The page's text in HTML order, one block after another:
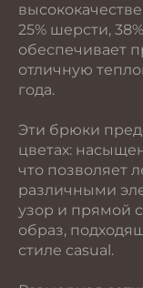
25% шерсти,
обеспечивает
отличную
года.
Эти брюки
цветах:
что позволяет
различными
узор и прямой
образ,
стиле casual.